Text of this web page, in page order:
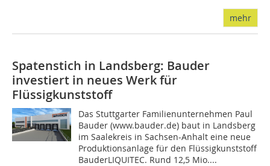
mehr
Spatenstich in Landsberg: Bauder
investiert in neues Werk für
Flüssigkunststoff
Das Stuttgarter Familienunternehmen Paul
Bauder (www.bauder.de) baut in Landsberg
im Saalekreis in Sachsen-Anhalt eine neue
Produktionsanlage für den Flüssigkunststoff
BauderLIQUITEC. Rund 12,5 Mio....